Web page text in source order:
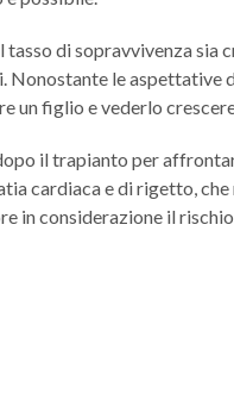
di sopravvivenza sia
Nonostante le aspettative
un figlio e vederlo
il trapianto per
cardiaca e di rigetto,
in considerazione il